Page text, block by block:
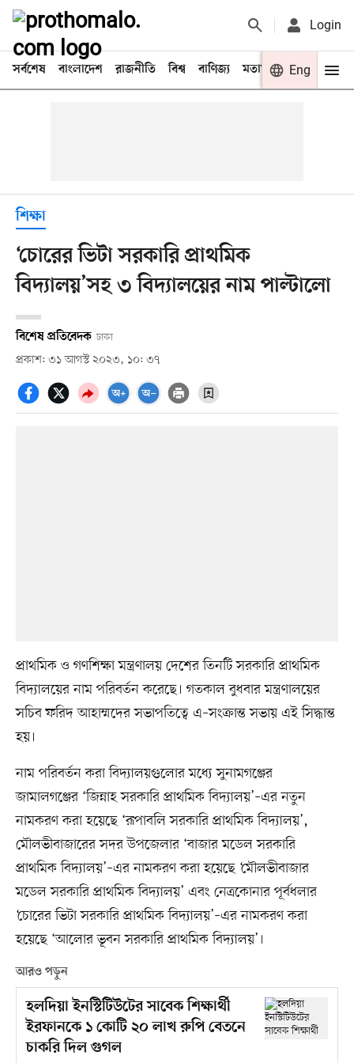
Login
সর্বশেষ বাংলাদেশ রাজনীতি বিশ্ব বাণিজ্য মতামত খেলা
Eng
শিক্ষা
‘চোরের ভিটা সরকারি প্রাথমিক
বিদ্যালয়’সহ ৩ বিদ্যালয়ের নাম পাল্টালো
বিশেষ প্রতিবেদক ঢাকা
প্রকাশ: ৩১ আগস্ট ২০২৩, ১০: ৩৭
প্রাথমিক ও গণশিক্ষা মন্ত্রণালয় দেশের তিনটি সরকারি প্রাথমিক
বিদ্যালয়ের নাম পরিবর্তন করেছে। গতকাল বুধবার মন্ত্রণালয়ের
সচিব ফরিদ আহাম্মদের সভাপতিত্বে এ–সংক্রান্ত সভায় এই সিদ্ধান্ত
হয়।
নাম পরিবর্তন করা বিদ্যালয়গুলোর মধ্যে সুনামগঞ্জের
জামালগঞ্জের ‘জিন্নাহ সরকারি প্রাথমিক বিদ্যালয়’–এর নতুন
নামকরণ করা হয়েছে ‘রূপাবলি সরকারি প্রাথমিক বিদ্যালয়’,
মৌলভীবাজারের সদর উপজেলার ‘বাজার মডেল সরকারি
প্রাথমিক বিদ্যালয়’–এর নামকরণ করা হয়েছে ‘মৌলভীবাজার
মডেল সরকারি প্রাথমিক বিদ্যালয়’ এবং নেত্রকোনার পূর্বধলার
‘চোরের ভিটা সরকারি প্রাথমিক বিদ্যালয়’–এর নামকরণ করা
হয়েছে ‘আলোর ভূবন সরকারি প্রাথমিক বিদ্যালয়’।
আরও পড়ুন
হলদিয়া ইনস্টিটিউটের সাবেক শিক্ষার্থী
ইরফানকে ১ কোটি ২০ লাখ রুপি বেতনে
চাকরি দিল গুগল